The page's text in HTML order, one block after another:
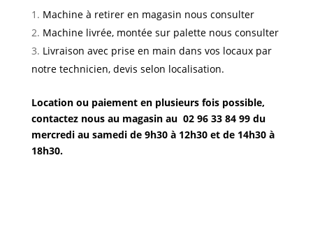
Machine à retirer en magasin nous consulter
Machine livrée, montée sur palette nous consulter
Livraison avec prise en main dans vos locaux par
notre technicien, devis selon localisation.
Location ou paiement en plusieurs fois possible,
contactez nous au magasin au 02 96 33 84 99 du
mercredi au samedi de 9h30 à 12h30 et de 14h30 à
18h30.